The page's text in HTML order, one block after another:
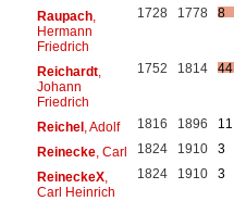
Raupach,
Hermann
Friedrich
1728 1778 8
Reichardt,
Johann
Friedrich
1752 1814 44
Reichel, Adolf 1816 1896
11
Reinecke, Carl 1824 1910
3
ReineckeX,
Carl Heinrich
1824 1910 3